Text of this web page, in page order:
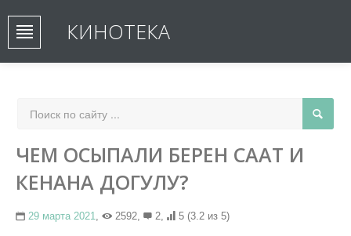
КИНОТЕКА
ЧЕМ ОСЫПАЛИ БЕРЕН СААТ И
КЕНАНА ДОГУЛУ?
29 марта 2021, 2592, 2, 5 (3.2 из 5)